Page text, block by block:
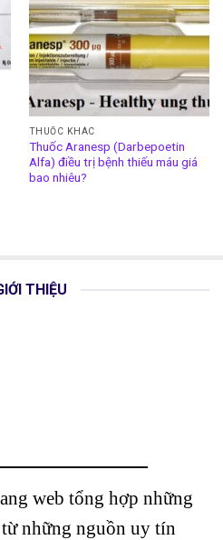
THUỐC KHÁC
Thuốc Aranesp (Darbepoetin
Alfa) điều trị bệnh thiếu máu giá
bao nhiêu?
THIỆU
web tổng hợp những
những nguồn uy tín